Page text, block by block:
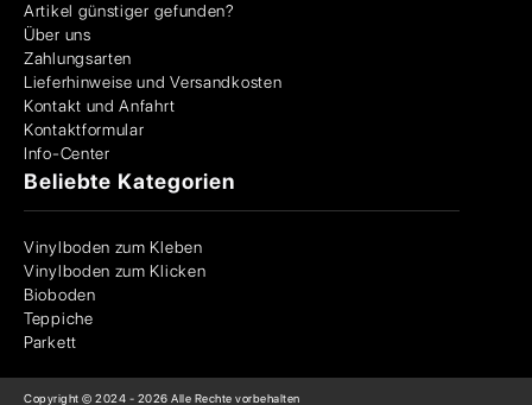
Artikel günstiger gefunden?
Über uns
Zahlungsarten
Lieferhinweise und Versandkosten
Kontakt und Anfahrt
Kontaktformular
Info-Center
Beliebte Kategorien
Vinylboden zum Kleben
Vinylboden zum Klicken
Bioboden
Teppiche
Parkett
Copyright © 2024 - 2026 Alle Rechte vorbehalten